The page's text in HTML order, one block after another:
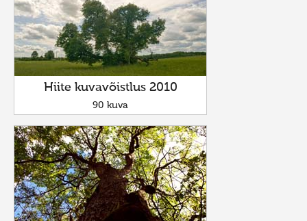
Hiite kuvavõistlus 2010
90 kuva